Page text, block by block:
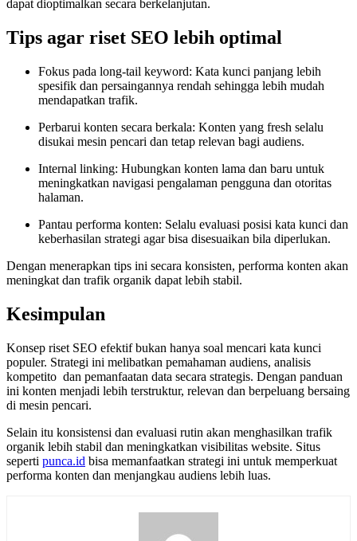
dapat dioptimalkan secara berkelanjutan.
Tips agar riset SEO lebih optimal
Fokus pada long-tail keyword: Kata kunci panjang lebih
spesifik dan persaingannya rendah sehingga lebih mudah
mendapatkan trafik.
Perbarui konten secara berkala: Konten yang fresh selalu
disukai mesin pencari dan tetap relevan bagi audiens.
Internal linking: Hubungkan konten lama dan baru untuk
meningkatkan navigasi pengalaman pengguna dan otoritas
halaman.
Pantau performa konten: Selalu evaluasi posisi kata kunci dan
keberhasilan strategi agar bisa disesuaikan bila diperlukan.
Dengan menerapkan tips ini secara konsisten, performa konten akan
meningkat dan trafik organik dapat lebih stabil.
Kesimpulan
Konsep riset SEO efektif bukan hanya soal mencari kata kunci
populer. Strategi ini melibatkan pemahaman audiens, analisis
kompetito dan pemanfaatan data secara strategis. Dengan panduan
ini konten menjadi lebih terstruktur, relevan dan berpeluang bersaing
di mesin pencari.
Selain itu konsistensi dan evaluasi rutin akan menghasilkan trafik
organik lebih stabil dan meningkatkan visibilitas website. Situs
seperti punca.id bisa memanfaatkan strategi ini untuk memperkuat
performa konten dan menjangkau audiens lebih luas.